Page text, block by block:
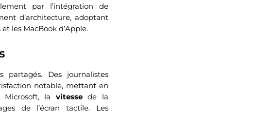
par l’intégration de
d’architecture, adoptant
les MacBook d’Apple.
partagés. Des journalistes
notable, mettant en
la vitessede la
de l’écran tactile. Les